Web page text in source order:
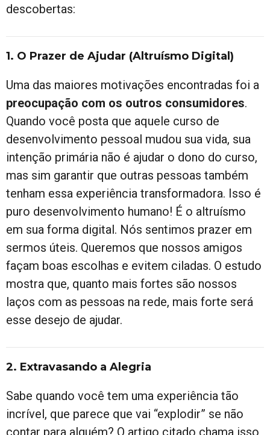
descobertas:
1. O Prazer de Ajudar (Altruísmo Digital)
Uma das maiores motivações encontradas foi a
preocupação com os outros consumidores.
Quando você posta que aquele curso de
desenvolvimento pessoal mudou sua vida, sua
intenção primária não é ajudar o dono do curso,
mas sim garantir que outras pessoas também
tenham essa experiência transformadora. Isso é
puro desenvolvimento humano! É o altruísmo
em sua forma digital. Nós sentimos prazer em
sermos úteis. Queremos que nossos amigos
façam boas escolhas e evitem ciladas. O estudo
mostra que, quanto mais fortes são nossos
laços com as pessoas na rede, mais forte será
esse desejo de ajudar.
2. Extravasando a Alegria
Sabe quando você tem uma experiência tão
incrível, que parece que vai “explodir” se não
contar para alguém? O artigo citado chama isso